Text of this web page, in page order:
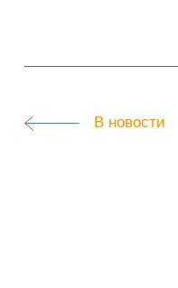
В новости